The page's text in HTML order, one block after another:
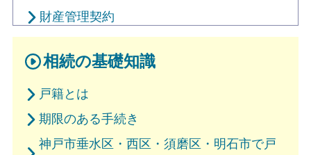
財産管理契約
相続の基礎知識
戸籍とは
期限のある手続き
神戸市垂水区・西区・須磨区・明石市で戸